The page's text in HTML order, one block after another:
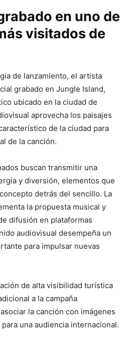
en uno de
visitados de
de lanzamiento, el artista
grabado en Jungle Island,
ubicado en la ciudad de
aprovecha los paisajes
de la ciudad para
de la canción.
buscan transmitir una
y diversión, elementos que
detrás del sencillo. La
la propuesta musical y
difusión en plataformas
audiovisual desempeña un
para impulsar nuevas
de alta visibilidad turística
a la campaña
la canción con imágenes
una audiencia internacional.